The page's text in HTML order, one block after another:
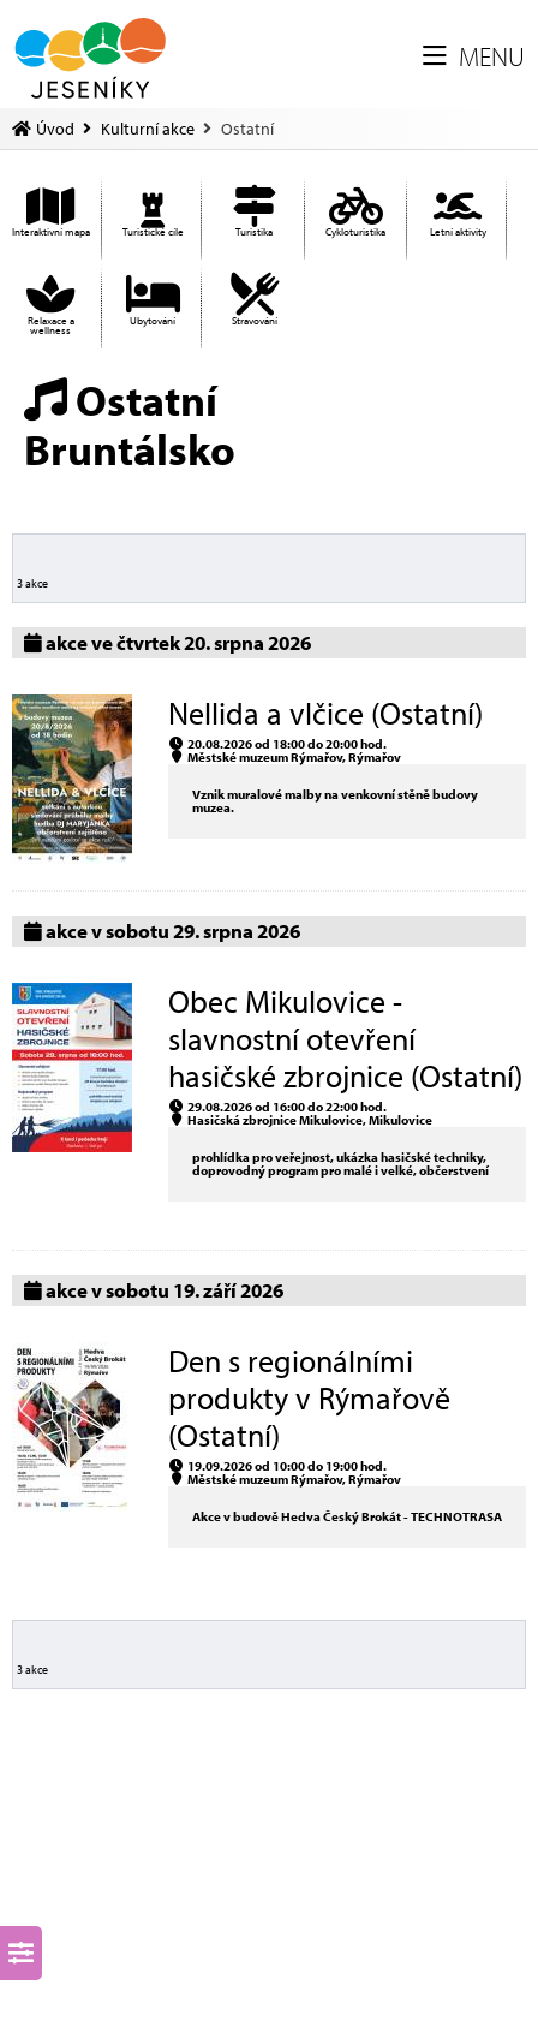
MENU
Úvod Kulturní akce Ostatní
Interaktivní mapa Turistické cíle Turistika Cykloturistika Letní aktivity
Relaxace a
wellness
Ubytování Stravování
Ostatní
Bruntálsko
3 akce
akce ve čtvrtek 20. srpna 2026
Nellida a vlčice (Ostatní)
20.08.2026 od 18:00 do 20:00 hod.
Městské muzeum Rýmařov, Rýmařov
Vznik muralové malby na venkovní stěně budovy
muzea.
akce v sobotu 29. srpna 2026
Obec Mikulovice -
slavnostní otevření
hasičské zbrojnice (Ostatní)
29.08.2026 od 16:00 do 22:00 hod.
Hasičská zbrojnice Mikulovice, Mikulovice
prohlídka pro veřejnost, ukázka hasičské techniky,
doprovodný program pro malé i velké, občerstvení
akce v sobotu 19. září 2026
Den s regionálními
produkty v Rýmařově
(Ostatní)
19.09.2026 od 10:00 do 19:00 hod.
Městské muzeum Rýmařov, Rýmařov
Akce v budově Hedva Český Brokát - TECHNOTRASA
3 akce